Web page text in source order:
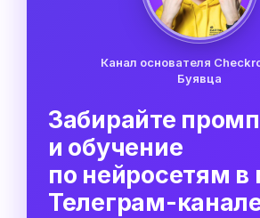
Канал основателя
Буявца
Забирайте
и обучение
по нейросетям
Телеграм-